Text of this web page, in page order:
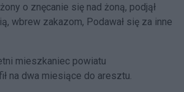
o znęcanie się nad żoną, podjął
wbrew zakazom, Podawał się za inne
mieszkaniec powiatu
na dwa miesiące do aresztu.